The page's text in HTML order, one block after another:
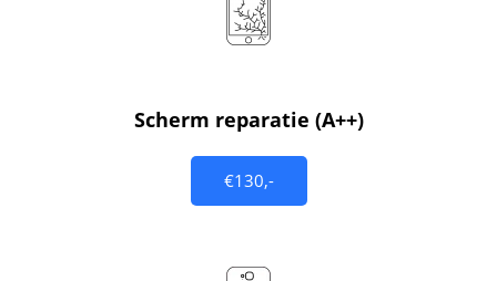
Scherm reparatie (A++)
€130,-